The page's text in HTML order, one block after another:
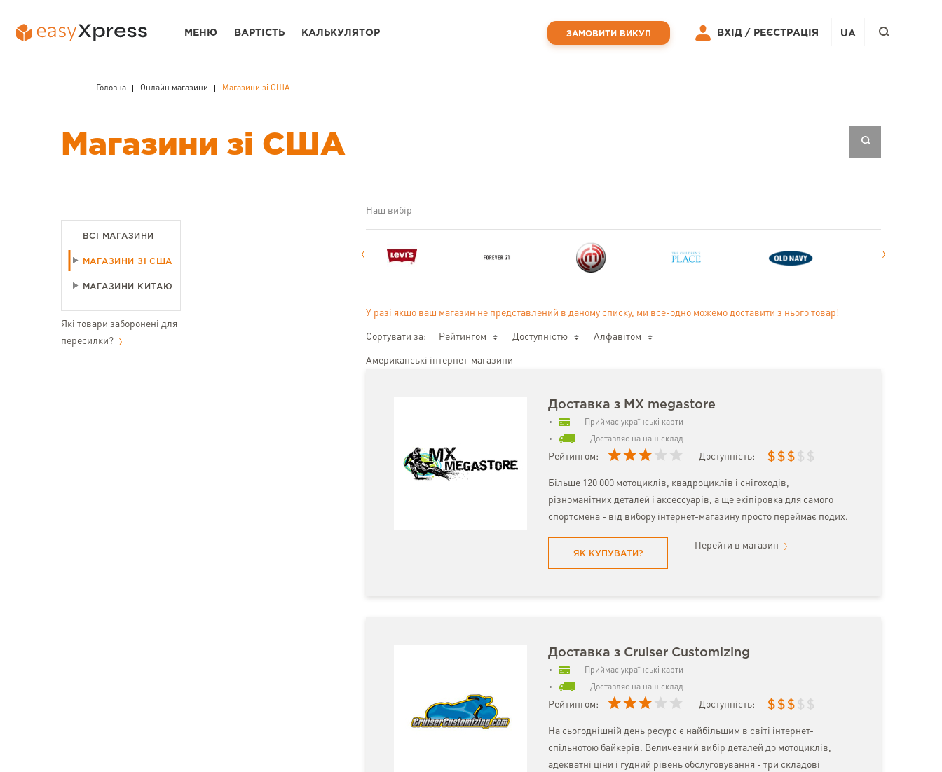
Магазини зі США
Головна Онлайн магазини Магазини зі США
ВСІ МАГАЗИНИ
МАГАЗИНИ ЗІ США
МАГАЗИНИ КИТАЮ
Які товари заборонені для
пересилки?
Наш вибір
У разі якщо ваш магазин не представлений в даному списку, ми все-одно можемо доставити з нього товар!
Сортувати за: Рейтингом Доступністю Алфавітом
Американські інтернет-магазини
Доставка з MX megastore
Приймає українські карти
Доставляє на наш склад
Рейтингом: Доступність: $ $ $ $ $
Більше 120 000 мотоциклів, квадроциклів і снігоходів,
різноманітних деталей і аксессуарів, а ще екіпіровка для самого
спортсмена - від вибору інтернет-магазину просто переймає подих.
ЯК КУПУВАТИ?
Перейти в магазин
Доставка з Cruiser Customizing
Приймає українські карти
Доставляє на наш склад
Рейтингом: Доступність: $ $ $ $ $
На сьогоднішній день ресурс є найбільшим в світі інтернет-
спільнотою байкерів. Величезний вибір деталей до мотоциклів,
адекватні ціни і гудний рівень обслуговування - три складові
МЕНЮ ВАРТІСТЬ КАЛЬКУЛЯТОР ЗАМОВИТИ ВИКУП ВХІД / РЕЄСТРАЦІЯ UA